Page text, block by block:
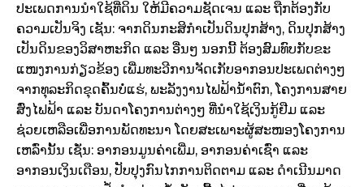
ປະ​ເພດ​ການ​ນໍາ​ໃຊ້​ທີ່​ດິນ​ ໃຫ້​ມີ​ຄວາມ​ຊັດ​ເຈນ ​ແລະ ຖືກຕ້ອງ​ກັບ​
ຄວາມ​ເປັນ​ຈິງ​ ເຊັນ: ຈາກ​ດິນ​ກະສິກໍາ​ເປັນ​ດິນ​ປຸກ​ສ້າງ, ​ດິນ​ປຸກ​ສ້າງ​
ເປັນ​ດິນ​ຂອງ​ວິ​ສາ​ຫະກິດ ​ແລະ ອື່ນໆ ນອກ​ນີ້ ຕ້ອງ​ສົມ​ທົບ​ກັບ​ຂະ​
ແໜງ​ການ​ກ່ຽວ​ຂ້ອງ ​ເພີ່ມ​ທະວີ​ການຈັດ​ເກັບ​ອາກອນ​ປະ​ເພດ​ຕ່າງໆ
​ຈາກ​ທຸລະ​ກິດ​ຂຸດ​ຄົ້ນ​ບໍ່​ແຮ່, ພະລັງງານ​ໄຟຟ້າ​ນ້ຳຕົກ, ​ໂຄງການ​ສາຍ​
ສົ່ງ​ໄຟຟ້າ ​ແລະ ບັນດາ​ໂຄງການ​ຕ່າງໆ​ ທີ່​ນໍາ​ໃຊ້​ເງິນ​ກູ້​ຢືມ ​ແລະ
ຊ່ວຍ​ເຫລືອ​ເພື່ອ​ການ​ພັດທະນາ ​ໂດຍ​ສະ​ເພາະ​ຜູ້​ສະໜອງ​ໂຄງການ​
ເຫລົ່າ​ນັ້ນ​ ເຊັ່ນ: ອາກອນ​ມູນ​ຄ່າ​ເພີ່ມ, ອາກອນ​ຄ່າ​ເຊົ່າ ​ແລະ
ອາກອນ​ເງິນ​ເດືອນ, ປັບປຸງ​ກົນ​ໄກ​ການ​ຕິດຕາມ ​ແລະ ດໍາ​ເນີນ​ມາດ​